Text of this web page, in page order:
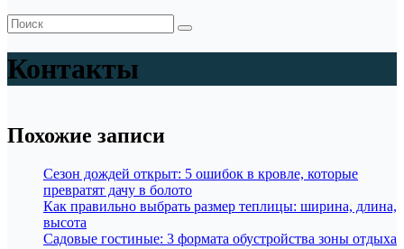
Контакты
Похожие записи
Сезон дождей открыт: 5 ошибок в кровле, которые
превратят дачу в болото
Как правильно выбрать размер теплицы: ширина, длина,
высота
Садовые гостиные: 3 формата обустройства зоны отдыха